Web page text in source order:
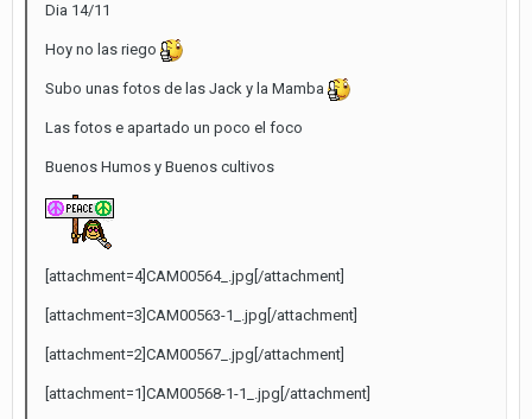
Dia 14/11
Hoy no las riego
Subo unas fotos de las Jack y la Mamba
Las fotos e apartado un poco el foco
Buenos Humos y Buenos cultivos
[attachment=4]CAM00564_.jpg[/attachment]
[attachment=3]CAM00563-1_.jpg[/attachment]
[attachment=2]CAM00567_.jpg[/attachment]
[attachment=1]CAM00568-1-1_.jpg[/attachment]